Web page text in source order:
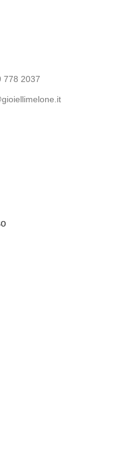
778 2037